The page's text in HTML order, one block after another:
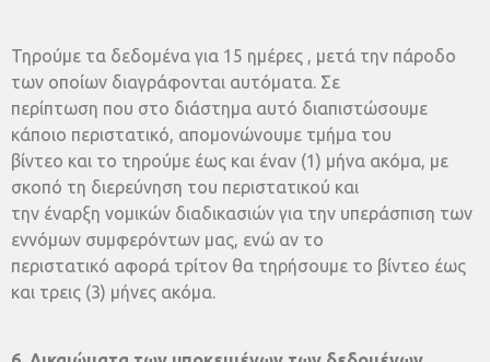
Τηρούμε τα δεδομένα για 15 ημέρες , μετά την πάροδο
των οποίων διαγράφονται αυτόματα. Σε
περίπτωση που στο διάστημα αυτό διαπιστώσουμε
κάποιο περιστατικό, απομονώνουμε τμήμα του
βίντεο και το τηρούμε έως και έναν (1) μήνα ακόμα, με
σκοπό τη διερεύνηση του περιστατικού και
την έναρξη νομικών διαδικασιών για την υπεράσπιση των
εννόμων συμφερόντων μας, ενώ αν το
περιστατικό αφορά τρίτον θα τηρήσουμε το βίντεο έως
και τρεις (3) μήνες ακόμα.